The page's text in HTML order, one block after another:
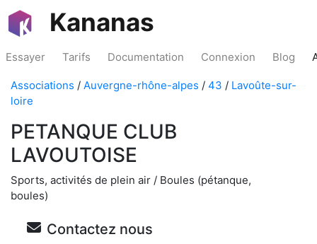
Kananas
Essayer Tarifs Documentation Connexion Blog
Associations / Auvergne-rhône-alpes / 43 / Lavoûte-sur-
loire
PETANQUE CLUB
LAVOUTOISE
Sports, activités de plein air / Boules (pétanque,
boules)
Contactez nous